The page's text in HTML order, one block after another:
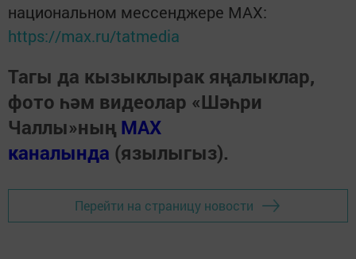
национальном мессенджере MАХ:
https://max.ru/tatmedia
Тагы да кызыклырак яңалыклар,
фото һәм видеолар «Шәһри
Чаллы»ның MAX
каналында (язылыгыз).
Перейти на страницу новости